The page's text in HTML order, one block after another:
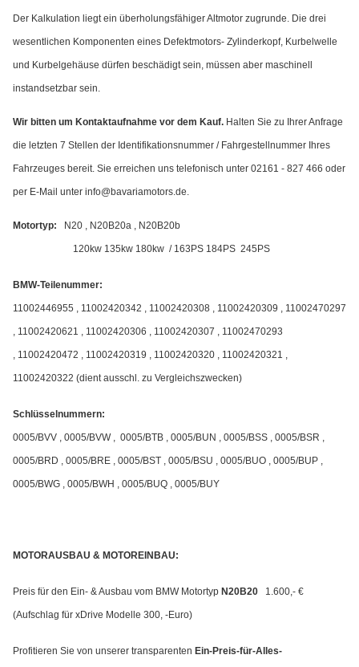
Der Kalkulation liegt ein überholungsfähiger Altmotor zugrunde. Die drei
wesentlichen Komponenten eines Defektmotors- Zylinderkopf, Kurbelwelle
und Kurbelgehäuse dürfen beschädigt sein, müssen aber maschinell
instandsetzbar sein.
Wir bitten um Kontaktaufnahme vor dem Kauf. Halten Sie zu Ihrer Anfrage
die letzten 7 Stellen der Identifikationsnummer / Fahrgestellnummer Ihres
Fahrzeuges bereit. Sie erreichen uns telefonisch unter 02161 - 827 466 oder
per E-Mail unter info@bavariamotors.de.
Motortyp: N20 , N20B20a , N20B20b
120kw 135kw 180kw / 163PS 184PS 245PS
BMW-Teilenummer:
11002446955 , 11002420342 , 11002420308 , 11002420309 , 11002470297
, 11002420621 , 11002420306 , 11002420307 , 11002470293
, 11002420472 , 11002420319 , 11002420320 , 11002420321 ,
11002420322 (dient ausschl. zu Vergleichszwecken)
Schlüsselnummern:
0005/BVV , 0005/BVW , 0005/BTB , 0005/BUN , 0005/BSS , 0005/BSR ,
0005/BRD , 0005/BRE , 0005/BST , 0005/BSU , 0005/BUO , 0005/BUP ,
0005/BWG , 0005/BWH , 0005/BUQ , 0005/BUY
MOTORAUSBAU & MOTOREINBAU:
Preis für den Ein- & Ausbau vom BMW Motortyp N20B20 1.600,- €
(Aufschlag für xDrive Modelle 300, -Euro)
Profitieren Sie von unserer transparenten Ein-Preis-für-Alles-